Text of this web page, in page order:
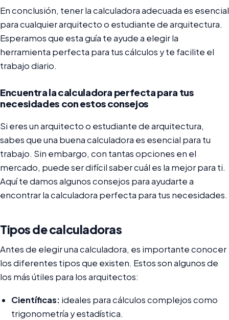
En conclusión, tener la calculadora adecuada es esencial
para cualquier arquitecto o estudiante de arquitectura.
Esperamos que esta guía te ayude a elegir la
herramienta perfecta para tus cálculos y te facilite el
trabajo diario.
Encuentra la calculadora perfecta para tus
necesidades con estos consejos
Si eres un arquitecto o estudiante de arquitectura,
sabes que una buena calculadora es esencial para tu
trabajo. Sin embargo, con tantas opciones en el
mercado, puede ser difícil saber cuál es la mejor para ti.
Aquí te damos algunos consejos para ayudarte a
encontrar la calculadora perfecta para tus necesidades.
Tipos de calculadoras
Antes de elegir una calculadora, es importante conocer
los diferentes tipos que existen. Estos son algunos de
los más útiles para los arquitectos:
Científicas: ideales para cálculos complejos como
trigonometría y estadística.